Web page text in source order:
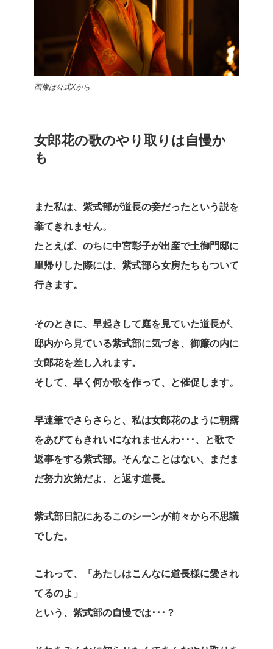
画像は公式Xから
女郎花の歌のやり取りは自慢か
も
また私は、紫式部が道長の妾だったという説を
棄てきれません。
たとえば、のちに中宮彰子が出産で土御門邸に
里帰りした際には、紫式部ら女房たちもついて
行きます。
そのときに、早起きして庭を見ていた道長が、
邸内から見ている紫式部に気づき、御簾の内に
女郎花を差し入れます。
そして、早く何か歌を作って、と催促します。
早速筆でさらさらと、私は女郎花のように朝露
をあびてもきれいになれませんわ･･･、と歌で
返事をする紫式部。そんなことはない、まだま
だ努力次第だよ、と返す道長。
紫式部日記にあるこのシーンが前々から不思議
でした。
これって、「あたしはこんなに道長様に愛され
てるのよ」
という、紫式部の自慢では･･･？